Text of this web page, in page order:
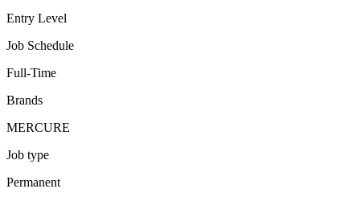
Entry Level
Job Schedule
Full-Time
Brands
MERCURE
Job type
Permanent